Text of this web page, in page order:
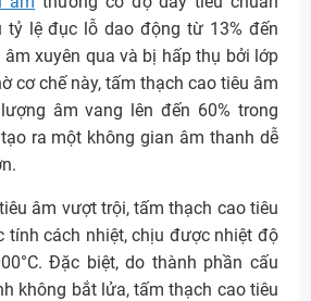
tỷ lệ đục lỗ dao động từ 13% đến
âm xuyên qua và bị hấp thụ bởi lớp
cơ chế này, tấm thạch cao tiêu âm
âm vang lên đến 60% trong
ra một không gian âm thanh dễ
âm vượt trội, tấm thạch cao tiêu
tính cách nhiệt, chịu được nhiệt độ
Đặc biệt, do thành phần cấu
không bắt lửa, tấm thạch cao tiêu